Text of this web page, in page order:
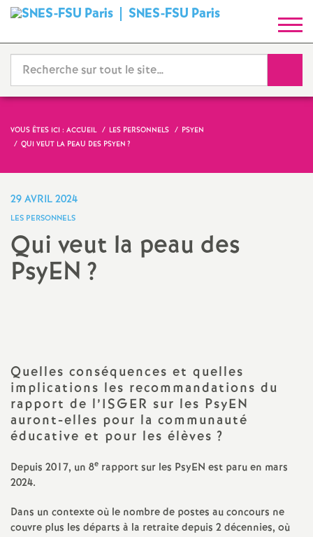
SNES-FSU ParisS
y
n
i
a
t
i
o
a
VOUS ÊTES ICI : ACCUEIL LES PERSONNELS
PSYEN
QUI VEUT LA PEAU DES PSYEN ?
29 AVRIL 2024
LES PERSONNELS
Qui veut la peau des
PsyEN ?
Quelles conséquences et quelles
implications les recommandations du
rapport de l’ISGER sur les PsyEN
auront-elles pour la communauté
éducative et pour les élèves ?
Depuis 2017, un 8e rapport sur les PsyEN est paru en mars
2024.
Dans un contexte où le nombre de postes au concours ne
couvre plus les départs à la retraite depuis 2 décennies, où